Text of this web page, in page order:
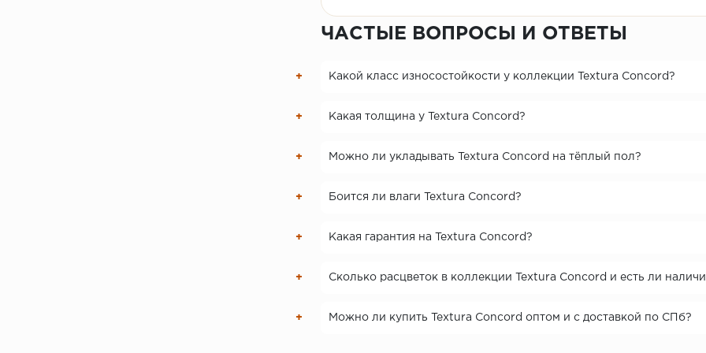
ЧАСТЫЕ ВОПРОСЫ И ОТВЕТЫ
Какой класс износостойкости у коллекции Textura Concord?
Какая толщина у Textura Concord?
Можно ли укладывать Textura Concord на тёплый пол?
Боится ли влаги Textura Concord?
Какая гарантия на Textura Concord?
Сколько расцветок в коллекции Textura Concord и есть ли
Можно ли купить Textura Concord оптом и с доставкой по СПб?